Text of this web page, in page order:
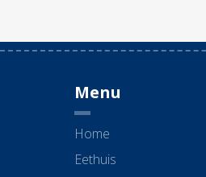
Menu
Home
Eethuis